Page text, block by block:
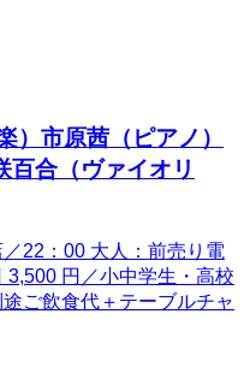
）市原茜（ピアノ）
百合（ヴァイオリ
22：00 大人：前売り電
円／小中学生・高校
ご飲食代＋テーブルチャ